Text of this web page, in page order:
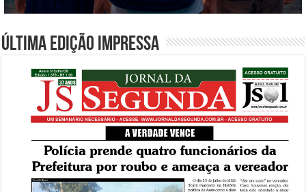
Última edição impressa